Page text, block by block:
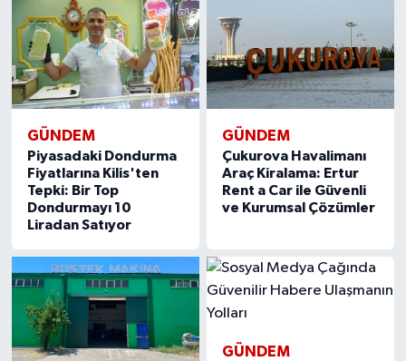
GÜNDEM
Piyasadaki Dondurma
Fiyatlarına Kilis'ten
Tepki: Bir Top
Dondurmayı 10
Liradan Satıyor
GÜNDEM
Çukurova Havalimanı
Araç Kiralama: Ertur
Rent a Car ile Güvenli
ve Kurumsal Çözümler
GÜNDEM